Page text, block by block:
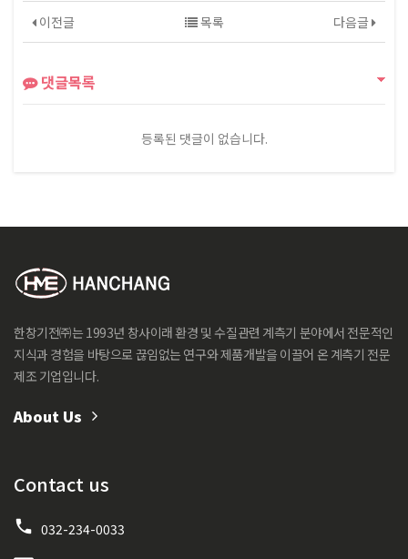
이전글 다음글
목록
댓글목록
등록된 댓글이 없습니다.
한창기전㈜는 1993년 창사이래 환경 및 수질관련 계측기 분야에서 전문적인
지식과 경험을 바탕으로 끊임없는 연구와 제품개발을 이끌어 온 계측기 전문
제조 기업입니다.
About Us
Contact us
032-234-0033